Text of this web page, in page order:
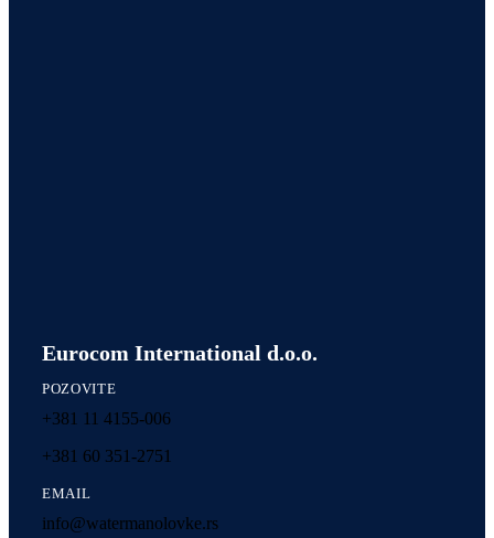
Eurocom International d.o.o.
POZOVITE
+381 11 4155-006
+381 60 351-2751
EMAIL
info@watermanolovke.rs